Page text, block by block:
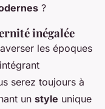
?
inégalée
les époques
serez toujours à
un style unique